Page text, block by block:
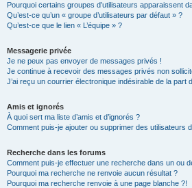
Pourquoi certains groupes d’utilisateurs apparaissent
Qu’est-ce qu’un « groupe d’utilisateurs par défaut » ?
Qu’est-ce que le lien « L’équipe » ?
Messagerie privée
Je ne peux pas envoyer de messages privés !
Je continue à recevoir des messages privés non
J’ai reçu un courrier électronique indésirable de la part
Amis et ignorés
À quoi sert ma liste d’amis et d’ignorés ?
Comment puis-je ajouter ou supprimer des utilisateurs
Recherche dans les forums
Comment puis-je effectuer une recherche dans un ou
Pourquoi ma recherche ne renvoie aucun résultat ?
Pourquoi ma recherche renvoie à une page blanche ?!